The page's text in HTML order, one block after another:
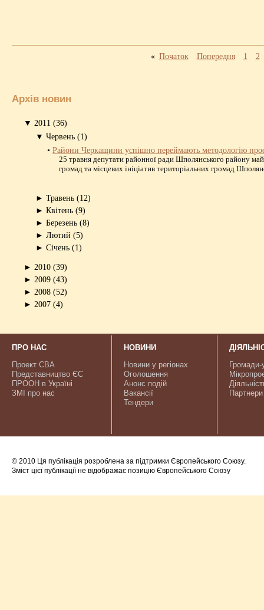
« Початок Попередня 1 2
Архів новин
▼ 2011 (36)
▼ Червень (1)
• Райони Черкащини успішно переймають методологію
25 травня депутати районної ради Шполянського району
громад та місцевих ініціатив територіальних громад
► Травень (12)
► Квітень (9)
► Березень (8)
► Лютий (5)
► Січень (1)
► 2010 (39)
► 2009 (43)
► 2008 (52)
► 2007 (4)
ПРО НАС
Проект CBA
Представництво ЄС
ПРООН в Україні
ЗМІ про нас
НОВИНИ
Новини у регіонах
Оголошення
Анонс подій
Вакансії
Тендери
Громади-
Партнери
© 2010 Ця публікація розроблена за підтримки Європейського Союзу.
Зміст цієї публікації не відображає позицію Європейського Союзу